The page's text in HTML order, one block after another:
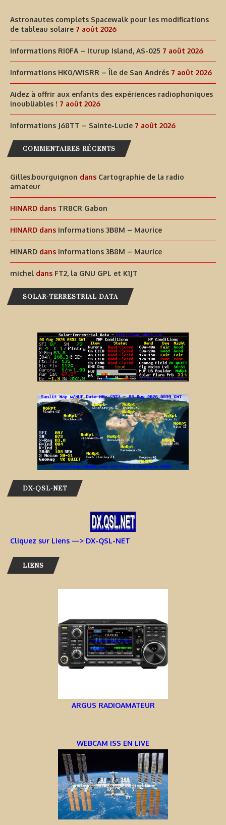
Astronautes complets Spacewalk pour les modifications
de tableau solaire 7 août 2026
Informations RI0FA – Iturup Island, AS-025 7 août 2026
Informations HK0/W1SRR – Île de San Andrés 7 août 2026
Aidez à offrir aux enfants des expériences radiophoniques
inoubliables ! 7 août 2026
Informations J68TT – Sainte-Lucie 7 août 2026
COMMENTAIRES RÉCENTS
Gilles.bourguignon dans Cartographie de la radio
amateur
HINARD dans TR8CR Gabon
HINARD dans Informations 3B8M – Maurice
HINARD dans Informations 3B8M – Maurice
michel dans FT2, la GNU GPL et K1JT
SOLAR-TERRESTRIAL DATA
DX-QSL-NET
Cliquez sur Liens —> DX-QSL-NET
LIENS
ARGUS RADIOAMATEUR
WEBCAM ISS EN LIVE